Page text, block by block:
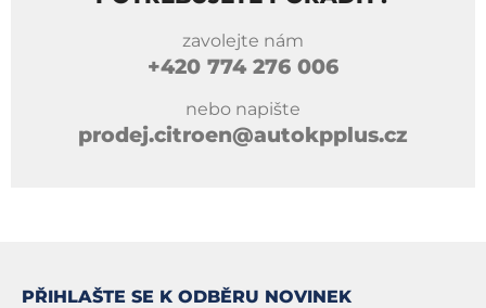
zavolejte nám
+420 774 276 006
nebo napište
prodej.citroen@autokpplus.cz
PŘIHLAŠTE SE K ODBĚRU NOVINEK